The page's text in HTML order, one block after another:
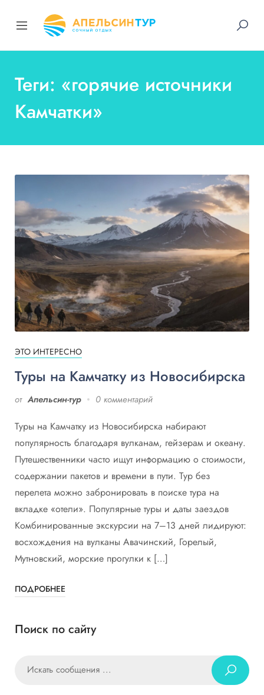
Теги: «горячие источники
Камчатки»
ЭТО ИНТЕРЕСНО
Туры на Камчатку из Новосибирска
от Апельсин-тур 0 комментарий
Туры на Камчатку из Новосибирска набирают
популярность благодаря вулканам, гейзерам и океану.
Путешественники часто ищут информацию о стоимости,
содержании пакетов и времени в пути. Тур без
перелета можно забронировать в поиске тура на
вкладке «отели». Популярные туры и даты заездов
Комбинированные экскурсии на 7–13 дней лидируют:
восхождения на вулканы Авачинский, Горелый,
Мутновский, морские прогулки к […]
ПОДРОБНЕЕ
Поиск по сайту